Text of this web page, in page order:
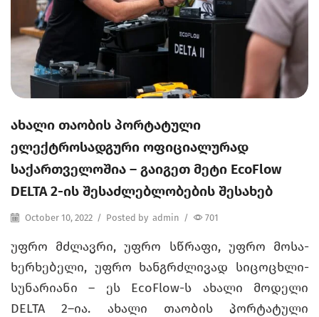
ახალი თაობის პორტატული
ელექტროსადგური ოფიციალურად
საქართველოშია – გაიგეთ მეტი EcoFlow
DELTA 2-ის შესაძლებლობების შესახებ
October 10, 2022 / Posted by admin / 701
უფრო მძლავ­რი, უფრო სწრა­ფი, უფრო მო­სა­
ხერ­ხე­ბე­ლი, უფრო ხან­გრძლი­ვად სი­ცო­ცხლი­
სუ­ნა­რი­ა­ნი – ეს EcoFlow-ს ახა­ლი მო­დე­ლი
DELTA 2–ია. ახა­ლი თა­ო­ბის პორ­ტა­ტუ­ლი